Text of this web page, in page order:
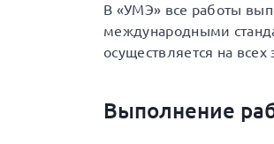
В «УМЭ» все работы
международными
осуществляется на
Выполнение